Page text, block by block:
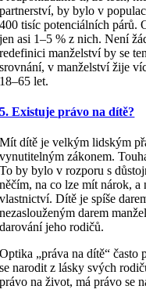
partnerství, by bylo v
400 tisíc potenciálních párů.
jen asi 1–5 % z nich. Není
redefinici manželství by se
srovnání, v manželství žije
18–65 let.
5. Existuje právo na dítě?
Mít dítě je velkým lidským
vynutitelným zákonem.
To by bylo v rozporu s
něčím, na co lze mít nárok, a
vlastnictví. Dítě je spíše
nezaslouženým darem
darování jeho rodičů.
Optika „práva na dítě“ často
se narodit z lásky svých
právo na život, má právo se